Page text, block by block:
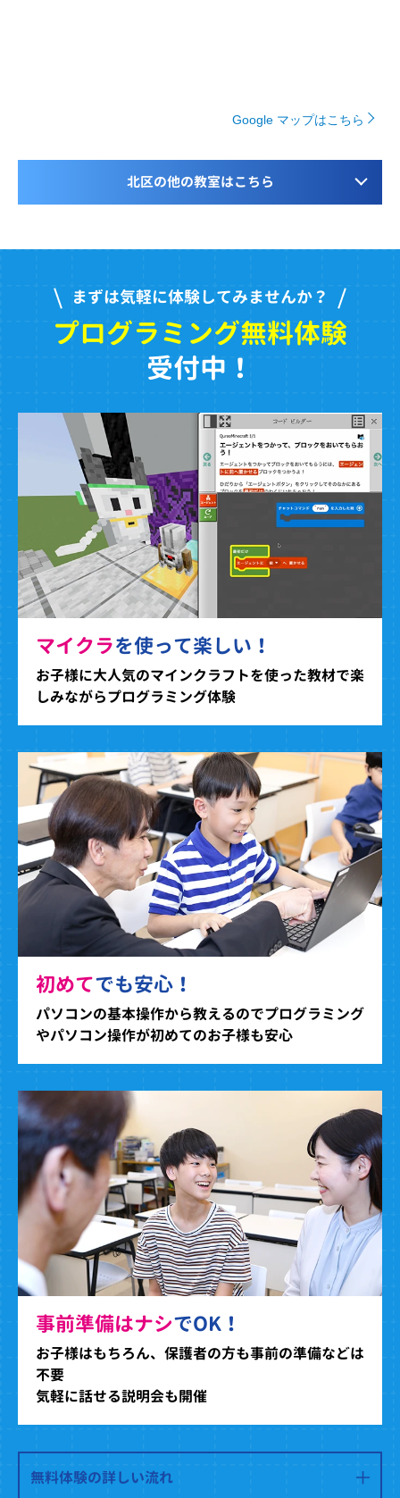
Google マップはこちら
北区の他の教室はこちら
まずは気軽に体験してみませんか？
プログラミング無料体験
受付中！
マイクラを使って楽しい！
お子様に大人気のマインクラフトを使った教材で楽
しみながらプログラミング体験
初めてでも安心！
パソコンの基本操作から教えるのでプログラミング
やパソコン操作が初めてのお子様も安心
事前準備はナシでOK！
お子様はもちろん、保護者の方も事前の準備などは
不要
気軽に話せる説明会も開催
無料体験の詳しい流れ